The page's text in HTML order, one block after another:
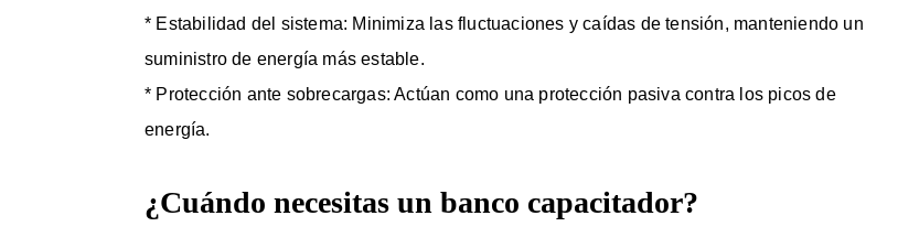
* Estabilidad del sistema: Minimiza las fluctuaciones y caídas de tensión, manteniendo un
suministro de energía más estable.
* Protección ante sobrecargas: Actúan como una protección pasiva contra los picos de
energía.
¿Cuándo necesitas un banco capacitador?